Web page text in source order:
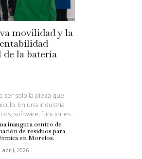
movilidad y la
la batería
ser solo la pieza que
En una industria
software, funciones...
inaugura centro de
de residuos para
en Morelos.
abril, 2026